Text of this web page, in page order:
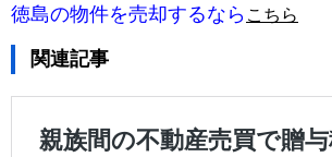
徳島の物件を売却するなら こちら
関連記事